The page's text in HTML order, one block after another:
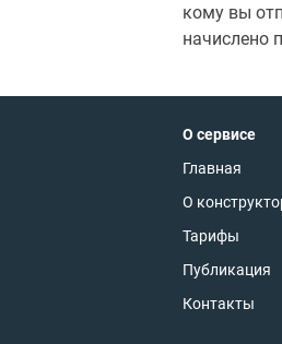
кому вы
начислено
О сервисе
Главная
О
Тарифы
Публикация
Контакты